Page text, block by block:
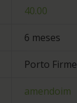
40.00
6 meses
Porto Firme
amendoim